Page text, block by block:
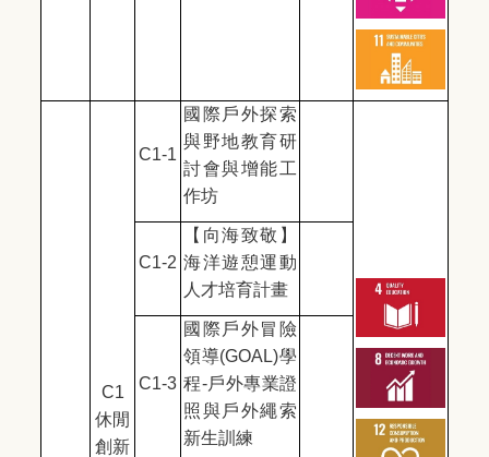
C1
休閒
創新
C1-1
國際戶外探索
與野地教育研
討會與增能工
作坊
C1-2
【向海致敬】
海洋遊憩運動
人才培育計畫
C1-3
國際戶外冒險
領導(GOAL)學
程-戶外專業證
照與戶外繩索
新生訓練